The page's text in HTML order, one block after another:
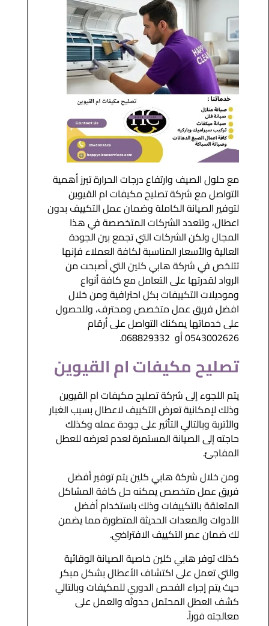
مع حلول الصيف وارتفاع درجات الحرارة تبرز أهمية
التواصل مع شركة تصليح مكيفات ام القيوين
لتوفير الصيانة الكاملة وضمان عمل التكييف بدون
اعطال، وتتعدد الشركات المتخصصة في هذا
المجال ولكن الشركات التي تجمع بين الجودة
العالية والأسعار المناسبة لكافة العملاء فإنها
تتلخص في شركة هابي كلين التي أصبحت من
الرواد لقدرتها على التعامل مع كافة أنواع
وموديلات التكييفات بكل احترافية ومن خلال
افضل فريق عمل متخصص ومحترف، وللحصول
على خدماتها يمكنك التواصل على أرقام
0543002626 أو 068829332.
تصليح مكيفات ام القيوين
يتم اللجوء إلى شركة تصليح مكيفات ام القيوين
وذلك لإمكانية تعرض التكييف لاعطال بسبب الغبار
والأتربة وبالتالي التأثير على جودة عمله وكذلك
حاجته إلى الصيانة المستمرة لعدم تعرضه للعطل
المفاجئ.
ومن خلال شركة هابي كلين يتم توفير أفضل
فريق عمل متخصص يمكنه حل كافة المشاكل
المتعلقة بالتكييفات وذلك باستخدام أفضل
الأدوات والمعدات الحديثة المتطورة مما يضمن
لك ضمان عمر التكييف الافتراضي.
كذلك توفر هابي كلين خاصية الصيانة الوقائية
والتي تعمل على اكتشاف الأعطال بشكل مبكر
حيث يتم إجراء الفحص الدوري للمكيفات وبالتالي
كشف العطل المحتمل حدوثه والعمل على
معالجته فوراً.